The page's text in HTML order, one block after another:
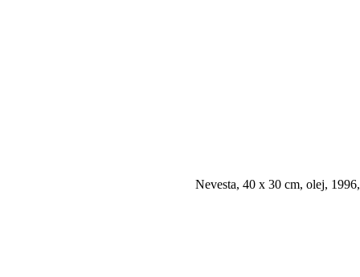
Nevesta, 40 x 30 cm, olej,